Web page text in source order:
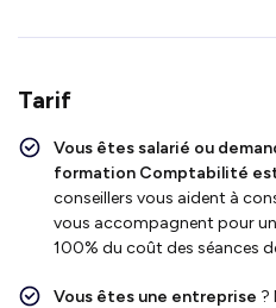
Tarif
Vous êtes salarié ou
formation Comptabilité
conseillers vous aident à
vous accompagnent pour
100% du coût des séances
Vous êtes une entreprise ?